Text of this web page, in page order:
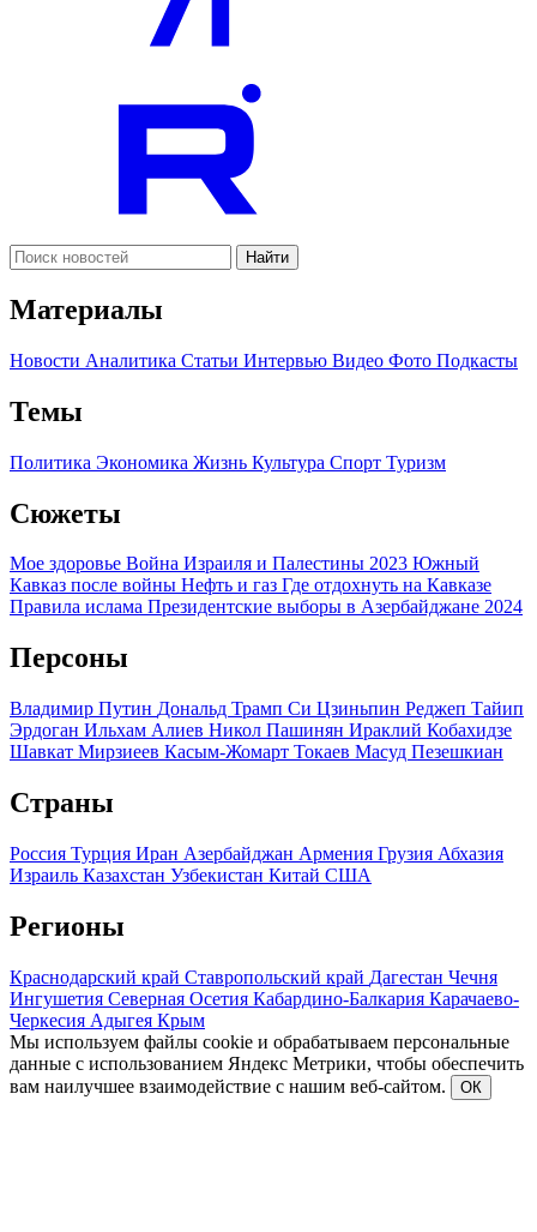
Найти
Материалы
Новости Аналитика Статьи Интервью Видео Фото Подкасты
Темы
Политика Экономика Жизнь Культура Спорт Туризм
Сюжеты
Мое здоровье Война Израиля и Палестины 2023 Южный
Кавказ после войны Нефть и газ Где отдохнуть на Кавказе
Правила ислама Президентские выборы в Азербайджане 2024
Персоны
Владимир Путин Дональд Трамп Си Цзиньпин Реджеп Тайип
Эрдоган Ильхам Алиев Никол Пашинян Ираклий Кобахидзе
Шавкат Мирзиеев Касым-Жомарт Токаев Масуд Пезешкиан
Страны
Россия Турция Иран Азербайджан Армения Грузия Абхазия
Израиль Казахстан Узбекистан Китай США
Регионы
Краснодарский край Ставропольский край Дагестан Чечня
Ингушетия Северная Осетия Кабардино-Балкария Карачаево-
Черкесия Адыгея Крым
Мы используем файлы cookie и обрабатываем персональные
данные с использованием Яндекс Метрики, чтобы обеспечить
вам наилучшее взаимодействие с нашим веб-сайтом.
ОК